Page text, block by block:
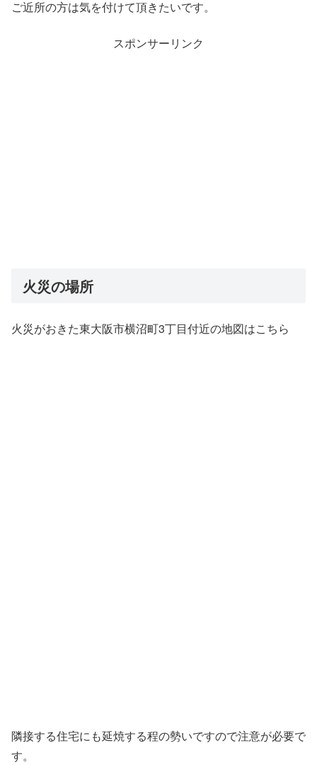
ご近所の方は気を付けて頂きたいです。
スポンサーリンク
火災の場所
火災がおきた東大阪市横沼町3丁目付近の地図はこちら
隣接する住宅にも延焼する程の勢いですので注意が必要で
す。